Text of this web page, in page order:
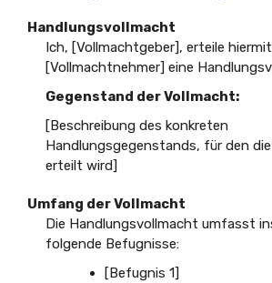
Handlungsvollmacht
Ich, [Vollmachtgeber], erteile hiermit
[Vollmachtnehmer] eine
Gegenstand der Vollmacht:
[Beschreibung des konkreten
Handlungsgegenstands, für den
erteilt wird]
Umfang der Vollmacht
Die Handlungsvollmacht umfasst
folgende Befugnisse:
[Befugnis 1]